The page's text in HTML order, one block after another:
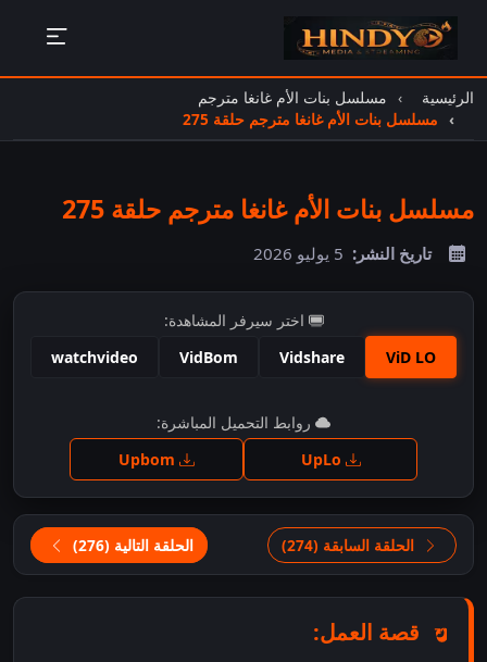
الرئيسية
مسلسل بنات الأم غانغا مترجم
مسلسل بنات الأم غانغا مترجم حلقة 275
مسلسل بنات الأم غانغا مترجم حلقة 275
تاريخ النشر: 5 يوليو 2026
اختر سيرفر المشاهدة:
ViD LO
Vidshare
VidBom
watchvideo
اضغط للمشاهدة
روابط التحميل المباشرة:
الحلقة السابقة (274) الحلقة التالية (276)
قصة العمل: